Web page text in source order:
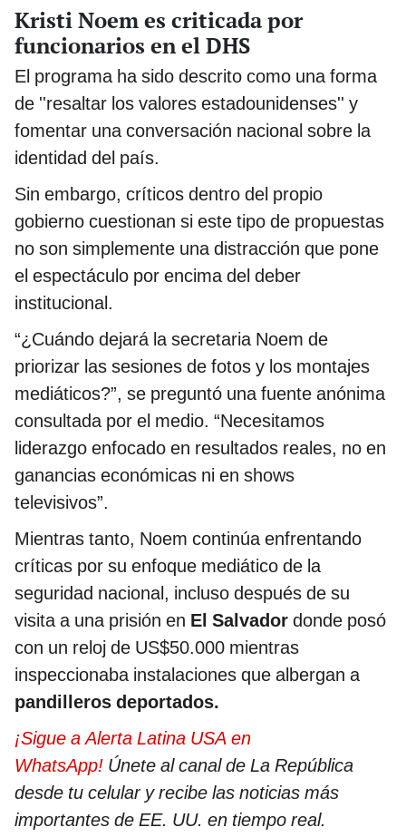
Kristi Noem es criticada por
funcionarios en el DHS
El programa ha sido descrito como una forma
de ''resaltar los valores estadounidenses'' y
fomentar una conversación nacional sobre la
identidad del país.
Sin embargo, críticos dentro del propio
gobierno cuestionan si este tipo de propuestas
no son simplemente una distracción que pone
el espectáculo por encima del deber
institucional.
“¿Cuándo dejará la secretaria Noem de
priorizar las sesiones de fotos y los montajes
mediáticos?”, se preguntó una fuente anónima
consultada por el medio. “Necesitamos
liderazgo enfocado en resultados reales, no en
ganancias económicas ni en shows
televisivos”.
Mientras tanto, Noem continúa enfrentando
críticas por su enfoque mediático de la
seguridad nacional, incluso después de su
visita a una prisión en El Salvador donde posó
con un reloj de US$50.000 mientras
inspeccionaba instalaciones que albergan a
pandilleros deportados.
¡Sigue a Alerta Latina USA en
WhatsApp! Únete al canal de La República
desde tu celular y recibe las noticias más
importantes de EE. UU. en tiempo real.